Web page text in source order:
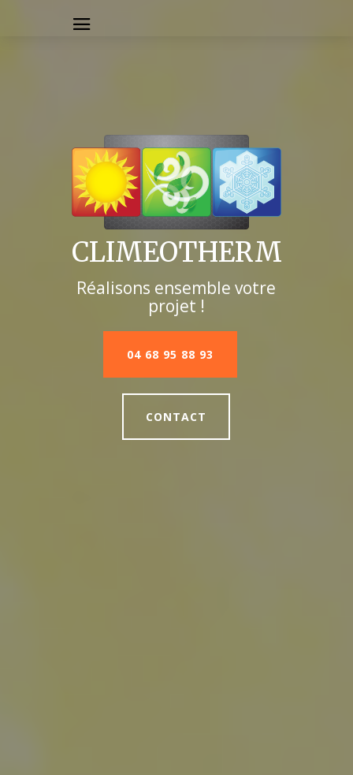
CLIMEOTHERM
Réalisons ensemble votre
projet !
04 68 95 88 93
CONTACT